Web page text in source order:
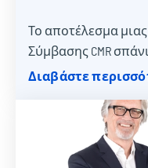
Το αποτέλεσμα
Σύμβασης CMR
Διαβάστε